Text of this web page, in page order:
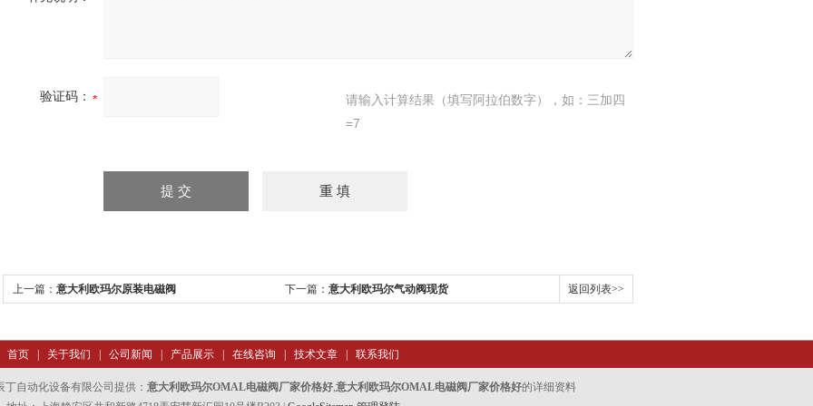
验证码：
请输入计算结果（填写阿拉伯数字），如：三加四
=7
上一篇： 意大利欧玛尔原装电磁阀 下一篇： 意大利欧玛尔气动阀现货 返回列表>>
首页 关于我们 公司新闻 产品展示 在线咨询 技术文章 联系我们
自动化设备有限公司提供： 意大利欧玛尔OMAL电磁阀厂家价格好,意大利欧玛尔OMAL电磁阀厂家价格好的详细资料